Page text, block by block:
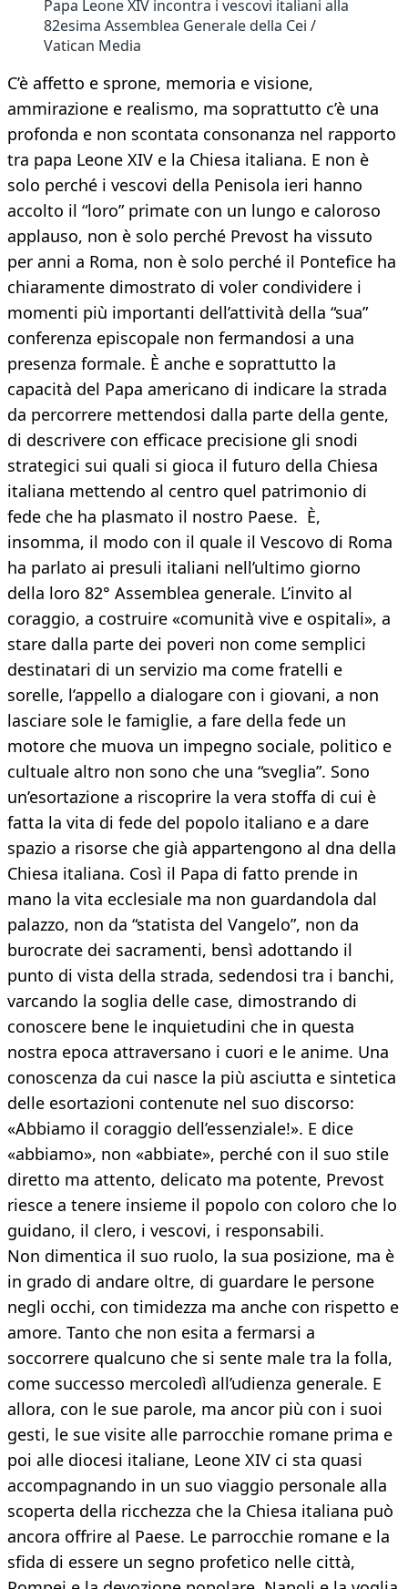
Papa Leone XIV incontra i vescovi italiani alla
82esima Assemblea Generale della Cei /
Vatican Media
C’è affetto e sprone, memoria e visione,
ammirazione e realismo, ma soprattutto c’è una
profonda e non scontata consonanza nel rapporto
tra papa Leone XIV e la Chiesa italiana. E non è
solo perché i vescovi della Penisola ieri hanno
accolto il “loro” primate con un lungo e caloroso
applauso, non è solo perché Prevost ha vissuto
per anni a Roma, non è solo perché il Pontefice ha
chiaramente dimostrato di voler condividere i
momenti più importanti dell’attività della “sua”
conferenza episcopale non fermandosi a una
presenza formale. È anche e soprattutto la
capacità del Papa americano di indicare la strada
da percorrere mettendosi dalla parte della gente,
di descrivere con efficace precisione gli snodi
strategici sui quali si gioca il futuro della Chiesa
italiana mettendo al centro quel patrimonio di
fede che ha plasmato il nostro Paese. È,
insomma, il modo con il quale il Vescovo di Roma
ha parlato ai presuli italiani nell’ultimo giorno
della loro 82° Assemblea generale. L’invito al
coraggio, a costruire «comunità vive e ospitali», a
stare dalla parte dei poveri non come semplici
destinatari di un servizio ma come fratelli e
sorelle, l’appello a dialogare con i giovani, a non
lasciare sole le famiglie, a fare della fede un
motore che muova un impegno sociale, politico e
cultuale altro non sono che una “sveglia”. Sono
un’esortazione a riscoprire la vera stoffa di cui è
fatta la vita di fede del popolo italiano e a dare
spazio a risorse che già appartengono al dna della
Chiesa italiana. Così il Papa di fatto prende in
mano la vita ecclesiale ma non guardandola dal
palazzo, non da “statista del Vangelo”, non da
burocrate dei sacramenti, bensì adottando il
punto di vista della strada, sedendosi tra i banchi,
varcando la soglia delle case, dimostrando di
conoscere bene le inquietudini che in questa
nostra epoca attraversano i cuori e le anime. Una
conoscenza da cui nasce la più asciutta e sintetica
delle esortazioni contenute nel suo discorso:
«Abbiamo il coraggio dell’essenziale!». E dice
«abbiamo», non «abbiate», perché con il suo stile
diretto ma attento, delicato ma potente, Prevost
riesce a tenere insieme il popolo con coloro che lo
guidano, il clero, i vescovi, i responsabili.
Non dimentica il suo ruolo, la sua posizione, ma è
in grado di andare oltre, di guardare le persone
negli occhi, con timidezza ma anche con rispetto e
amore. Tanto che non esita a fermarsi a
soccorrere qualcuno che si sente male tra la folla,
come successo mercoledì all’udienza generale. E
allora, con le sue parole, ma ancor più con i suoi
gesti, le sue visite alle parrocchie romane prima e
poi alle diocesi italiane, Leone XIV ci sta quasi
accompagnando in un suo viaggio personale alla
scoperta della ricchezza che la Chiesa italiana può
ancora offrire al Paese. Le parrocchie romane e la
sfida di essere un segno profetico nelle città,